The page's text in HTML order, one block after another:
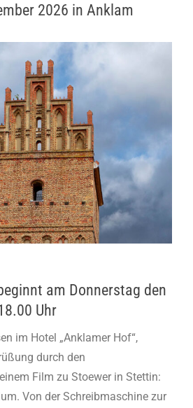
2026 in Anklam
am Donnerstag den
Uhr
im Hotel „Anklamer Hof“,
durch den
Film zu Stoewer in Stettin:
Von der Schreibmaschine zur